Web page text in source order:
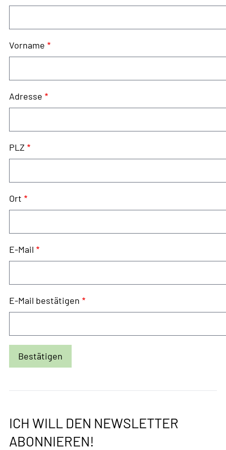
Vorname
Adresse
PLZ
Ort
E-
Mail
E-Mail
E-Mail bestätigen
ICH WILL DEN NEWSLETTER
ABONNIEREN!